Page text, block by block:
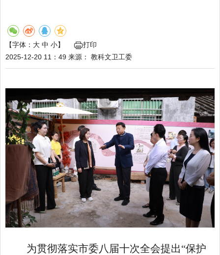
【字体： 大 中 小】
打印
2025-12-20 11：49 来源： 教科文卫工委
为贯彻落实市委八届十次全会提出“保护